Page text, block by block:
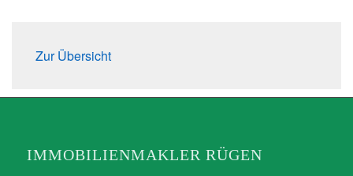
Zur Übersicht
IMMOBILIENMAKLER RÜGEN